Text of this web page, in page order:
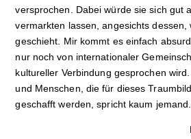
versprochen. Dabei würde sie sich gut
vermarkten lassen, angesichts dessen,
geschieht. Mir kommt es einfach
nur noch von internationaler
kultureller Verbindung gesprochen
und Menschen, die für dieses
geschafft werden, spricht kaum jemand.